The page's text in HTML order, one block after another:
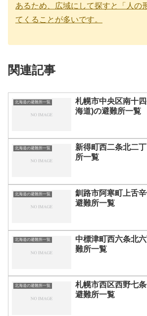
あるため、広域にして探すと「人の
てくることが多いです。
関連記事
北海道の避難所一覧
札幌市中央区南十
海道)の避難所一覧
北海道の避難所一覧
新得町西二条北二
所一覧
北海道の避難所一覧
釧路市阿寒町上舌
避難所一覧
北海道の避難所一覧
中標津町西六条北
難所一覧
北海道の避難所一覧
札幌市西区西野七
避難所一覧